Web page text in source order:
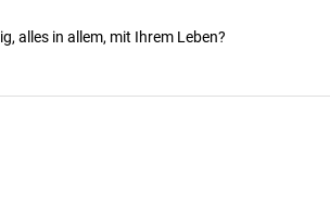
alles in allem, mit Ihrem Leben?